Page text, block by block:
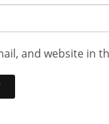
and website in